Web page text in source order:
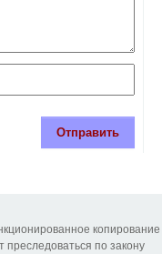
Отправить
копирование
преследоваться по закону